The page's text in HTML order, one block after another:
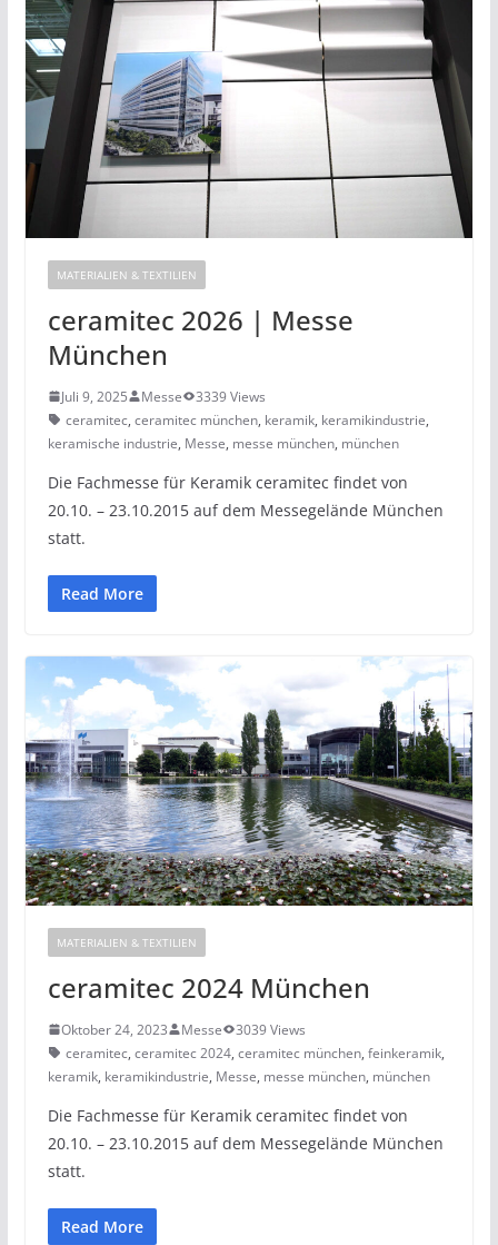
MATERIALIEN & TEXTILIEN
ceramitec 2026 | Messe
München
Juli 9, 2025 Messe
3339 Views
ceramitec, ceramitec münchen, keramik, keramikindustrie,
keramische industrie, Messe, messe münchen, münchen
Die Fachmesse für Keramik ceramitec findet von
20.10. – 23.10.2015 auf dem Messegelände München
statt.
Read More
MATERIALIEN & TEXTILIEN
ceramitec 2024 München
Oktober 24, 2023 Messe
3039 Views
ceramitec, ceramitec 2024, ceramitec münchen, feinkeramik,
keramik, keramikindustrie, Messe, messe münchen, münchen
Die Fachmesse für Keramik ceramitec findet von
20.10. – 23.10.2015 auf dem Messegelände München
statt.
Read More